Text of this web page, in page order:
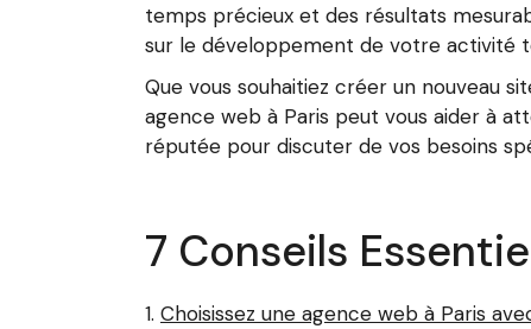
temps précieux et des résultats
sur le développement de votre activité
Que vous souhaitiez créer un nouveau
agence web à Paris peut vous aider à
réputée pour discuter de vos besoins
7 Conseils
Choisissez une agence web à Paris